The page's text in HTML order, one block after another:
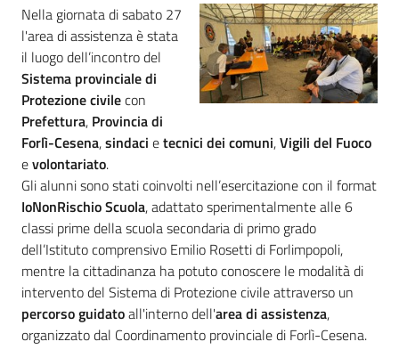
Nella giornata di sabato 27
l'area di assistenza è stata
il luogo dell’incontro del
Sistema provinciale di
Protezione civilecon
Prefettura, Provincia di
Forlì-Cesena,sindaci etecnici dei comuni,Vigili del Fuoco
evolontariato.
Gli alunni sono stati coinvolti nell’esercitazione con il format
IoNonRischioScuola, adattato sperimentalmente alle 6
classi prime della scuola secondaria di primo grado
dell’Istituto comprensivo Emilio Rosetti di Forlimpopoli,
mentre la cittadinanza ha potuto conoscere le modalità di
intervento del Sistema di Protezione civileattraverso un
percorso guidatoall'interno dell'area di assistenza,
organizzato dal Coordinamento provinciale di Forlì-Cesena.